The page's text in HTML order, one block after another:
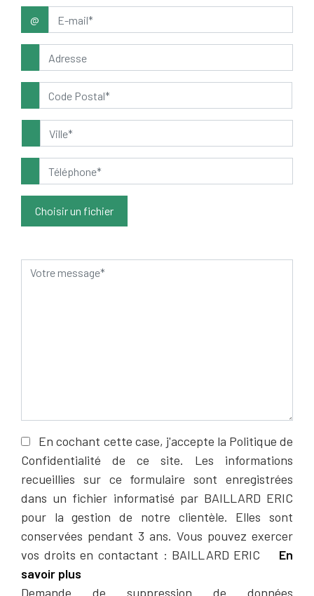
@
Choisir un fichier
En cochant cette case, j'accepte la Politique de
Confidentialité de ce site. Les informations
recueillies sur ce formulaire sont enregistrées
dans un fichier informatisé par BAILLARD ERIC
pour la gestion de notre clientèle. Elles sont
conservées pendant 3 ans. Vous pouvez exercer
vos droits en contactant : BAILLARD ERIC En
savoir plus
Demande de suppression de données